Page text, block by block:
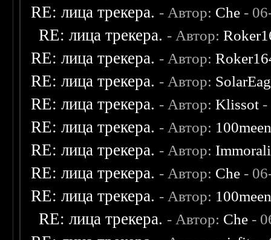
RE: лица трекера. - Автор: Che -
RE: лица трекера. - Автор:
RE: лица трекера. - Автор:
RE: лица трекера. - Автор:
RE: лица трекера. - Автор:Klissot -
RE: лица трекера. - Автор:
RE: лица трекера. - Автор:
RE: лица трекера. - Автор: Che -
RE: лица трекера. - Автор:
RE: лица трекера. - Автор: Che -